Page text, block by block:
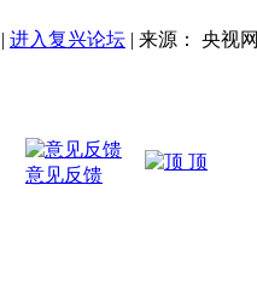
进入复兴论坛 | 来源： 央视
意见反馈
顶